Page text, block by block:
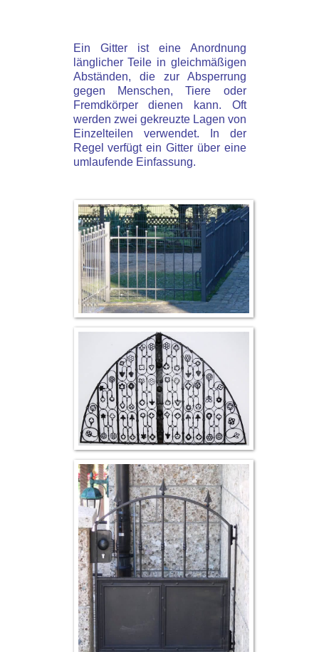
Ein Gitter ist eine Anordnung
länglicher Teile in gleichmäßigen
Abständen, die zur Absperrung
gegen Menschen, Tiere oder
Fremdkörper dienen kann. Oft
werden zwei gekreuzte Lagen von
Einzelteilen verwendet. In der
Regel verfügt ein Gitter über eine
umlaufende Einfassung.